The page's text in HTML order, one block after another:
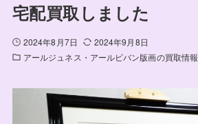
宅配買取しました
2024年8月7日
2024年9月8日
アールジュネス・アールビバン版画の買取情報